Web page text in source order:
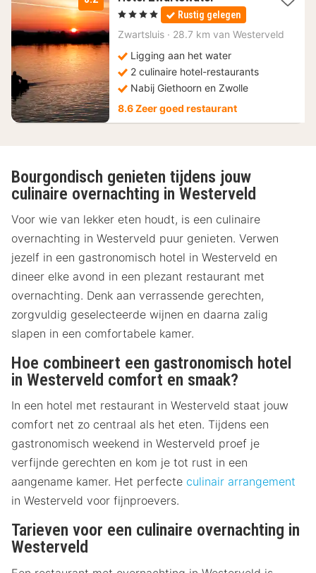
nacht
vanaf
109
, 4 Sterren Rustig gelegen
Zwartsluis · 28.7 km van Westerveld
Ligging aan het water
2 culinaire hotel-restaurants
Nabij Giethoorn en Zwolle
8.6 Zeer goed restaurant
Bourgondisch genieten tijdens jouw
culinaire overnachting in Westerveld
Voor wie van lekker eten houdt, is een culinaire
overnachting in Westerveld puur genieten. Verwen
jezelf in een gastronomisch hotel in Westerveld en
dineer elke avond in een plezant restaurant met
overnachting. Denk aan verrassende gerechten,
zorgvuldig geselecteerde wijnen en daarna zalig
slapen in een comfortabele kamer.
Hoe combineert een gastronomisch hotel
in Westerveld comfort en smaak?
In een hotel met restaurant in Westerveld staat jouw
comfort net zo centraal als het eten. Tijdens een
gastronomisch weekend in Westerveld proef je
verfijnde gerechten en kom je tot rust in een
aangename kamer. Het perfecte culinair arrangement
in Westerveld voor fijnproevers.
Tarieven voor een culinaire overnachting in
Westerveld